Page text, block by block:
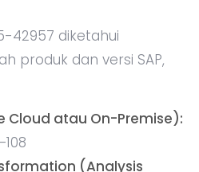
42957 diketahui
produk dan versi SAP,
Cloud atau On-Premise):
(Analysis